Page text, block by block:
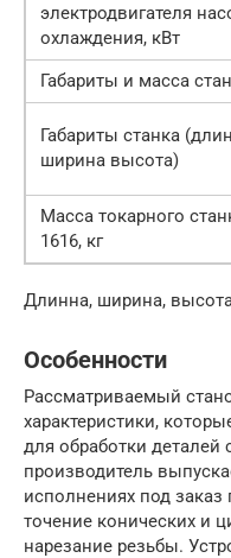
электродвигателя
охлаждения, кВт
Габариты и масса
Габариты станка
ширина высота)
Масса токарного
1616, кг
Длинна, ширина,
Особенности
Рассматриваемый
характеристики,
для обработки деталей
производитель
исполнениях под заказ
точение конических и
нарезание резьбы.